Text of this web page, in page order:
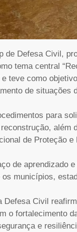
de Defesa Civil,
tema central
teve como
de situações
para
além
de Proteção
de aprendizado
municípios,
Civil
o fortalecimento
e